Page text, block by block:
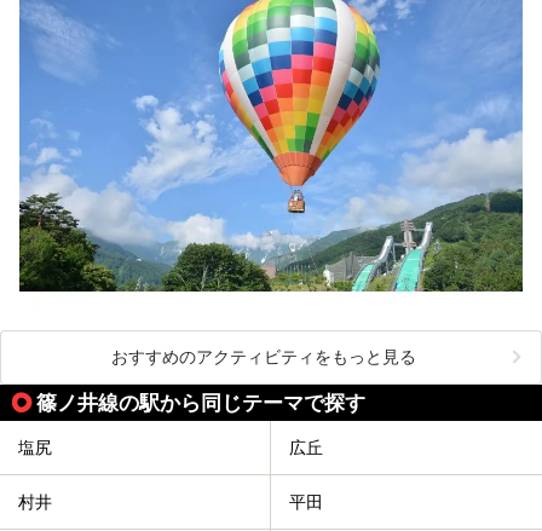
おすすめのアクティビティをもっと見る
篠ノ井線の駅から同じテーマで探す
塩尻 広丘
村井 平田